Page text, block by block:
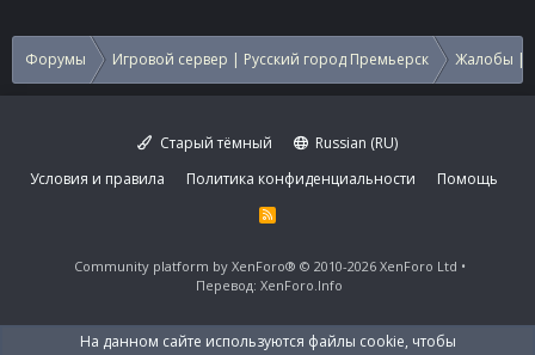
Форумы Игровой сервер | Русский город Премьерск Жалобы |
Старый тёмный
Russian (RU)
Условия и правила
Политика конфиденциальности Помощь
R
S
Community platform by XenForo® © 2010-2026 XenForo Ltd
Перевод: XenForo.Info
На данном сайте используются файлы cookie, чтобы